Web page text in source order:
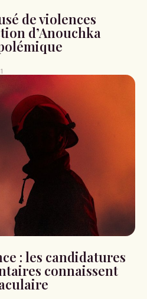
de violences
d’Anouchka
: les candidatures
connaissent